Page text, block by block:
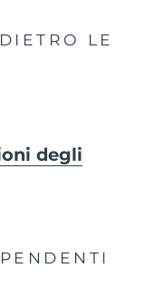
LE
degli